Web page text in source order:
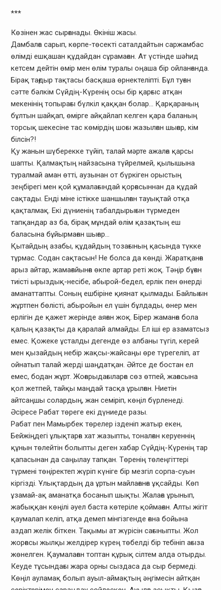
***
Көзінен жас сырғанады. Өкініш жасы.
Дамбалға сарып, көрпе-төсекті саталдайтын саржамбас
өлімді ешқашан құдайдан сұрамаған. Ат үстінде шәһид
кетсем дейтін өмір мен өлім туралы оңаша бір ойланғанда.
Бірақ тағдыр тақтасы басқаша өрнектеліпті. Бұл туған
сәтте бәлкім Сүйдің-Күренің осы бір қарғыс атқан
мекенінің топырағы бүлкіл қаққан болар… Қарқараның
бұлтын шайқап, өмірге айқайлап келген қара баланың
торсық шекесіне тас көмірдің шоғы жазылған шығар, кім
білсін?!
Қу жанын шүберекке түйіп, талай мәрте ажалға қарсы
шапты. Қалмақтың найзасына түйрелмей, қылышына
туралмай аман өтті, аузынан от бүркіген орыстың
зеңбірегі мен қой құмалағындай қорғасыннан да құдай
сақтады. Енді міне істікке шаншылған тауықтай отқа
қақталмақ. Екі дүниенің табалдырығын түрмеден
тапқандар аз ба, бірақ мұндай өлім қазақтың еш
баласына бұйырмаған шығар…
Қытайдың азабы, құдайдың тозағының қасында түкке
тұрмас. Содан сақтасын! Не болса да көнді. Жаратқанға
арыз айтар, жамағайынға өкпе артар реті жоқ. Тәңір бұған
тиісті ырыздық-несібе, абырой-бедел, ерлік пен өнерді
аманаттапты. Соның ешбіріне қиянат қылмады. Байлығын
жұртпен бөлісті, абыройын ел үшін бұлдады, өнер мен
ерлігін де қажет жерінде аяған жоқ. Бірер жаманға бола
қалың қазақты да қаралай алмайды. Ел іші ер азаматсыз
емес. Қожеке ұсталды дегенде өз албаны түгіл, керей
мен қызайдың небір жақсы-жайсаңы өре түрегеліп, ат
ойнатып талай жерді шаңдатқан. Әйтсе де бостан ел
емес, бодан жұрт. Жоғарыдағыларға сөз өтпей, жағасына
қол жетпей, тайқы маңдай тасқа ұрылған. Ниетін
айтсаңшы солардың, жан семіріп, көңіл бүрленеді.
Әсіресе Рабат төреге екі дүниеде разы.
Рабат пен Мамырбек төрелер ізденіп жатыр екен,
Бейжіңдегі ұлықтарға хат жазыпты, тоналған керуеннің
құнын төлейтін болыпты деген хабар Сүйдің-Күренің тар
қапасынан да саңылау тапқан. Төренің төлеңгіттері
түрмені төңіректеп жүріп күніге бір мезгіл сорпа-суын
кіргізді. Ұлықтардың да ұртын майлағанға ұқсайды. Көп
ұзамай-ақ аманатқа босанып шықты. Жалаға ұрынып,
жабыққан көңілі әуел баста көтеріле қоймаған. Алты жігіт
қаумалап келіп, атқа демеп мінгізгенде ғана бойына
аздап желік біткен. Тақымы ат жүрісін сағыныпты. Жол
жорғасы жылқы желдірер күрең төбелді бір тебініп ағыза
жөнелген. Қаумалаған топтан құрық сілтем алда отырды.
Кеуде тұсындағы жара орны сыздаса да сыр бермеді.
Көңіл ауламақ болып ауыл-аймақтың әңгімесін айтқан